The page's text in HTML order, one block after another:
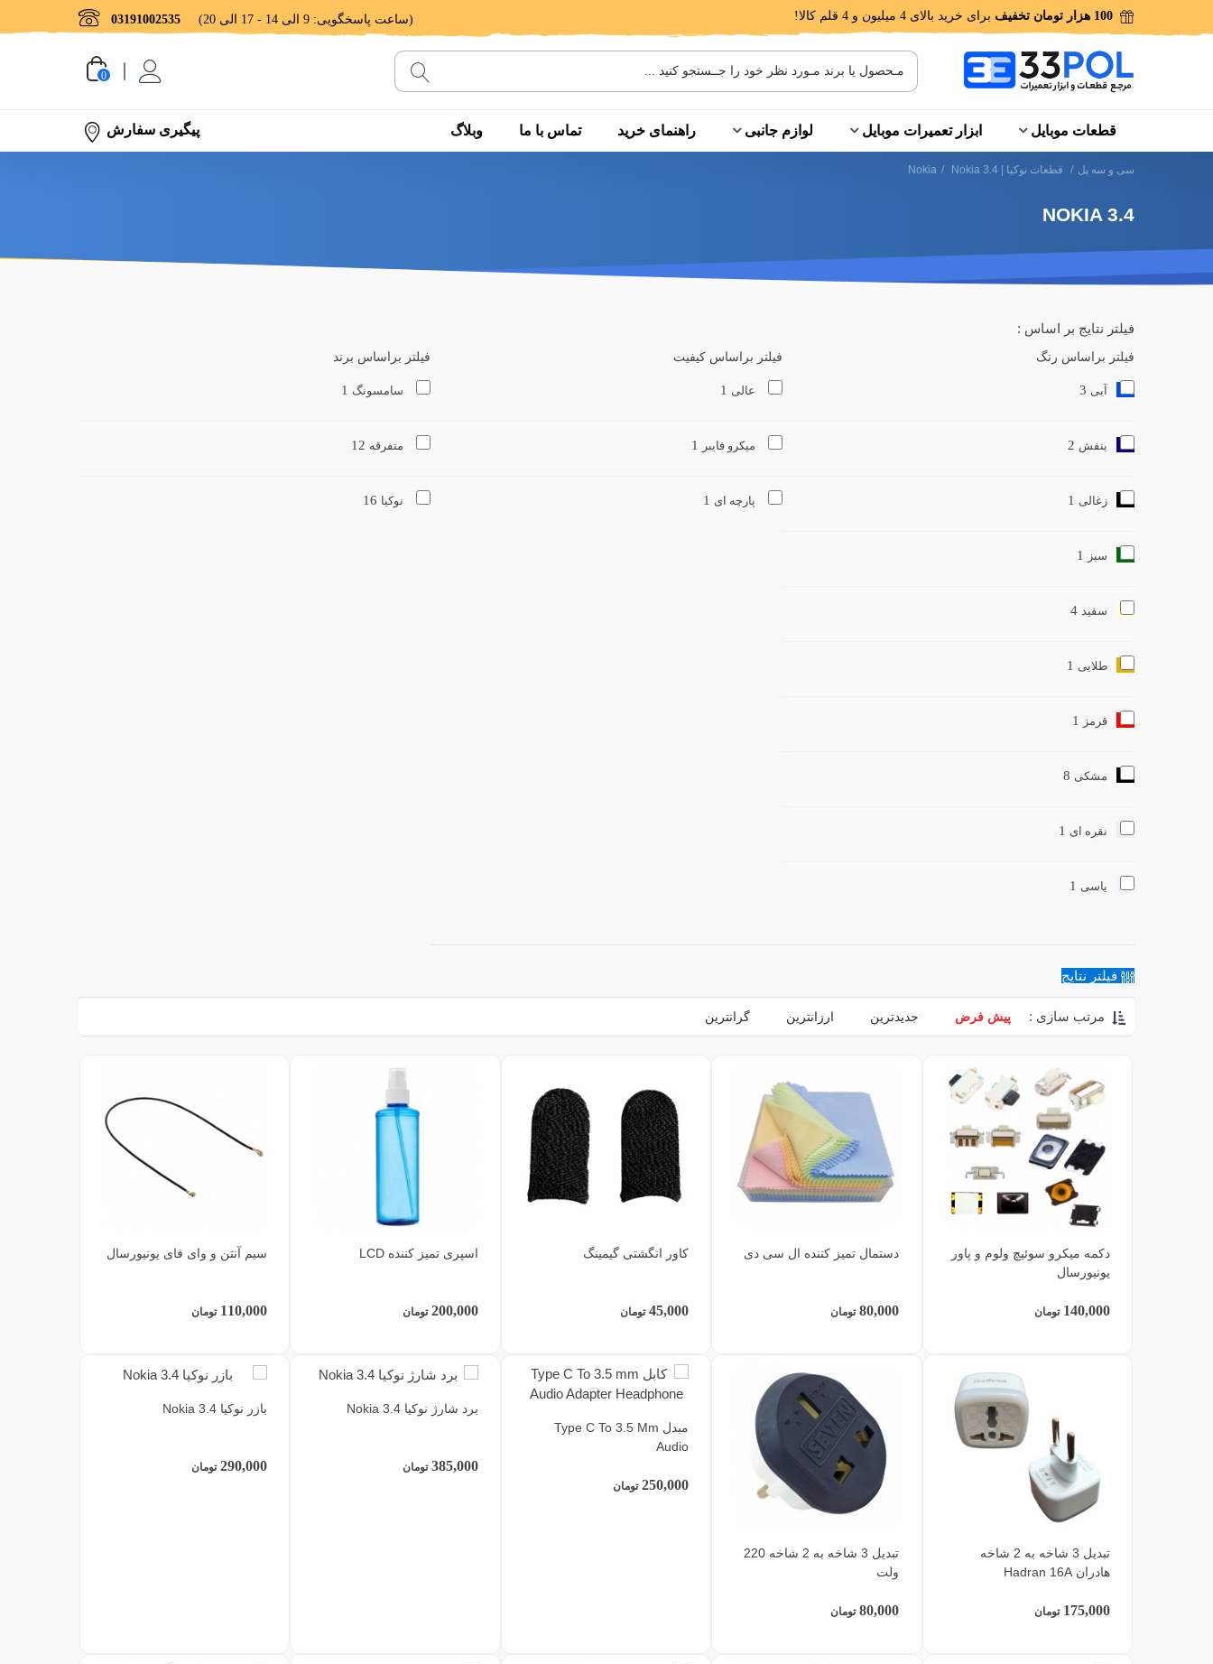
100 هزار تومان تخفیف برای خرید بالای 4 میلیون و 4 قلم کالا! 03191002535 (ساعت پاسخگویی: 9 الی 14 - 17 الی 20)
0
قطعات موبایل ابزار تعمیرات موبایل لوازم جانبی راهنمای خرید تماس با ما وبلاگ پیگیری سفارش
سی و سه پل / قطعات نوکیا | Nokia / Nokia 3.4
NOKIA 3.4
فیلتر نتایج بر اساس :
فیلتر براساس رنگ
آبی 3
بنفش 2
زغالی 1
سبز 1
سفید 4
طلایی 1
قرمز 1
مشکی 8
نقره ای 1
یاسی 1
فیلتر براساس کیفیت
عالی 1
میکرو فایبر 1
پارچه ای 1
فیلتر براساس برند
سامسونگ 1
متفرقه 12
نوکیا 16
فیلتر نتایج
مرتب سازی : پیش فرض جدیدترین ارزانترین گرانترین
دکمه میکرو سوئیچ ولوم و پاور
یونیورسال
140,000 تومان
دستمال تمیز کننده ال سی دی
80,000 تومان
کاور انگشتی گیمینگ
45,000 تومان
اسپری تمیز کننده LCD
200,000 تومان
سیم آنتن و وای فای یونیورسال
110,000 تومان
تبدیل 3 شاخه به 2 شاخه
هادران Hadran 16A
175,000 تومان
تبدیل 3 شاخه به 2 شاخه 220
ولت
80,000 تومان
مبدل Type C To 3.5 Mm
Audio
250,000 تومان
برد شارژ نوکیا Nokia 3.4
385,000 تومان
بازر نوکیا Nokia 3.4
290,000 تومان